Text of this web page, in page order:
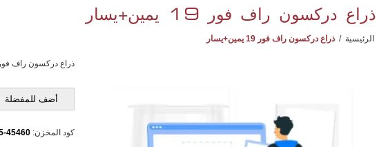
ذراع دركسون راف فور 19 يمين+يسار
الرئيسية / ذراع دركسون راف فور 19 يمين+يسار
ذراع دركسون راف فور 19
أضف للمفضلة
كود المخزن: 45460-49105